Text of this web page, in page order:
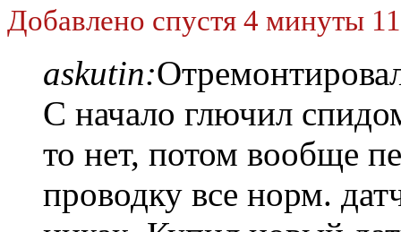
Добавлено спустя 4 минуты
askutin:
С начало глючил
то нет, потом вообще
проводку все норм.